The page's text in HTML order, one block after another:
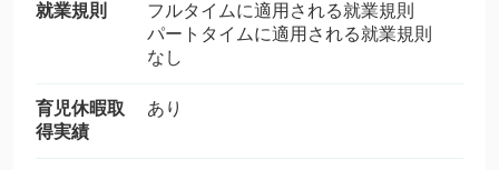
就業規則
フルタイムに適用される就業規則
パートタイムに適用される就業規則
なし
育児休暇取
得実績
あり